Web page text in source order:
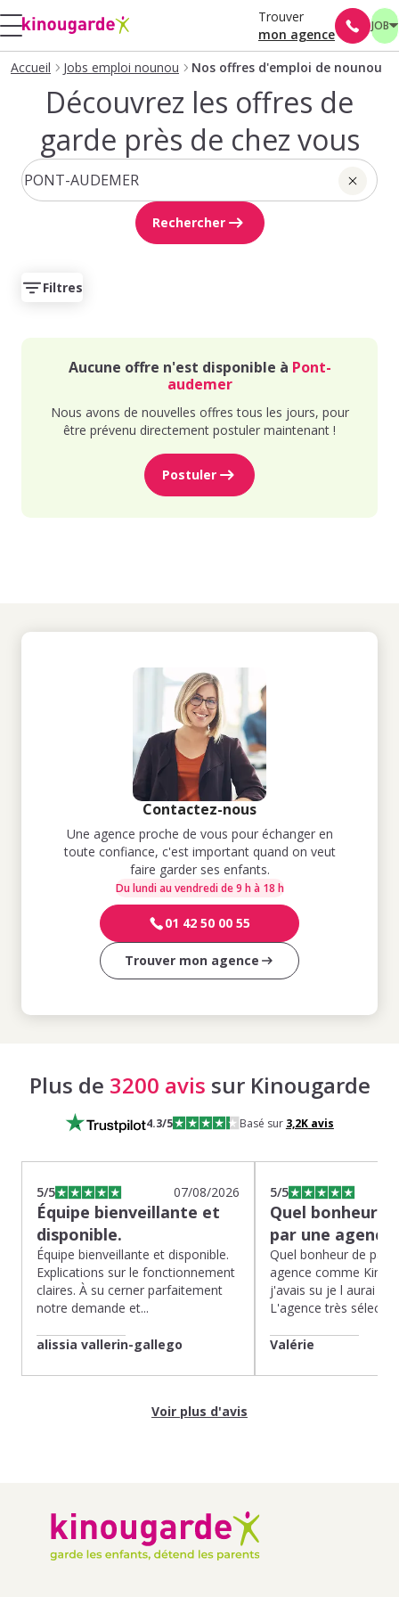
Trouver
mon agence
JOB
Accueil Jobs emploi nounou Nos offres d'emploi de nounou
Découvrez les offres de
garde près de chez vous
Rechercher
Filtres
Aucune offre n'est disponible à Pont-
audemer
Nous avons de nouvelles offres tous les jours, pour
être prévenu directement postuler maintenant !
Postuler
Contactez-nous
Une agence proche de vous pour échanger en
toute confiance, c'est important quand on veut
faire garder ses enfants.
Du lundi au vendredi de 9 h à 18 h
01 42 50 00 55
Trouver mon agence
Plus de 3200 avis sur Kinougarde
4.3/5 Basé sur 3,2Kavis
5/5 07/08/2026
Équipe bienveillante et
disponible.
Équipe bienveillante et disponible.
Explications sur le fonctionnement
claires. À su cerner parfaitement
notre demande et...
alissia vallerin-gallego
5/5
Quel bonheur
par une
Quel bonheur de
agence comme
j'avais su je l aurai
L'agence très
Valérie
Voir plus d'avis